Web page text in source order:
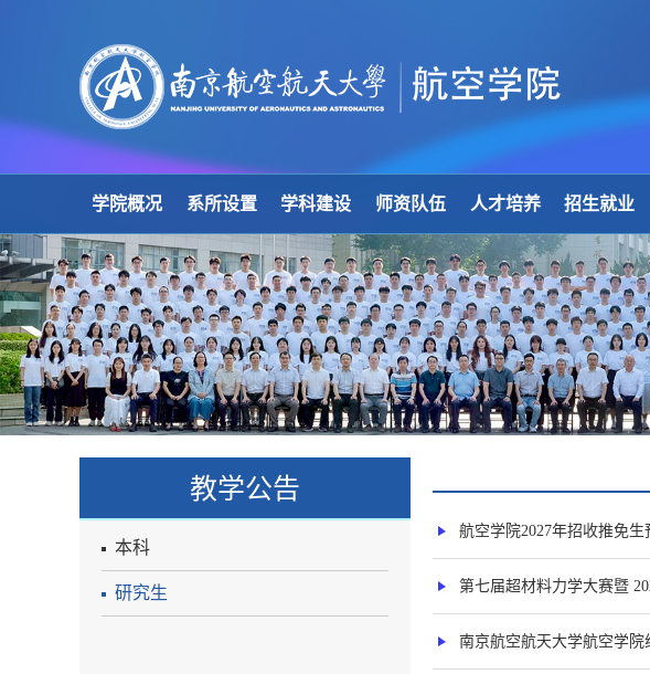
学院概况 系所设置 学科建设 师资队伍 人才培养 招生就业
教学公告
本科
研究生
航空学院2027年招收推免生
第七届超材料力学大赛暨
南京航空航天大学航空学院